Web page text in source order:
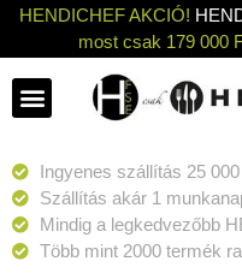
HENDICHEF AKCIÓ!
most csak 179 000
Ingyenes szállítás 25
Szállítás akár 1
Mindig a legkedvezőbb
Több mint 2000 termék